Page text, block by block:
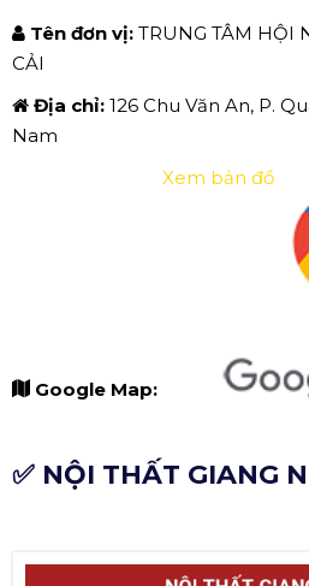
Tên đơn vị: TRUNG TÂM HỘI
CẢI
Địa chỉ: 126 Chu Văn An, P.
Nam
Google Map:
Xem bản đồ
✅ NỘI THẤT GIANG